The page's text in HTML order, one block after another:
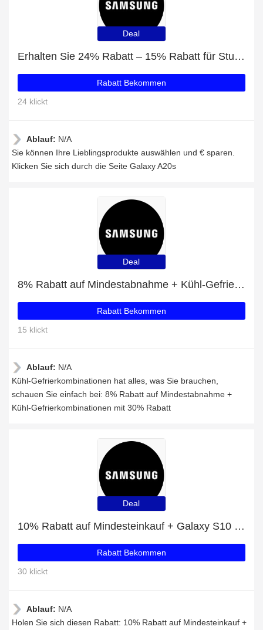
Deal
Erhalten Sie 24% Rabatt – 15% Rabatt für Studenten und Galaxy A20s mit 42% Rabatt
Rabatt Bekommen
24 klickt
Ablauf: N/A
Sie können Ihre Lieblingsprodukte auswählen und € sparen.
Klicken Sie sich durch die Seite Galaxy A20s
Deal
8% Rabatt auf Mindestabnahme + Kühl-Gefrierkombinationen mit 30% Rabatt
Rabatt Bekommen
15 klickt
Ablauf: N/A
Kühl-Gefrierkombinationen hat alles, was Sie brauchen,
schauen Sie einfach bei: 8% Rabatt auf Mindestabnahme +
Kühl-Gefrierkombinationen mit 30% Rabatt
Deal
10% Rabatt auf Mindesteinkauf + Galaxy S10 Lite mit 47% Rabatt
Rabatt Bekommen
30 klickt
Ablauf: N/A
Holen Sie sich diesen Rabatt: 10% Rabatt auf Mindesteinkauf +